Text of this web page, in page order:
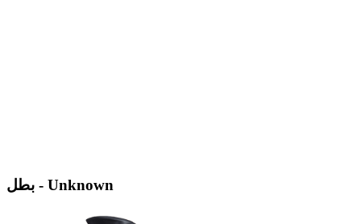
بطل - Unknown